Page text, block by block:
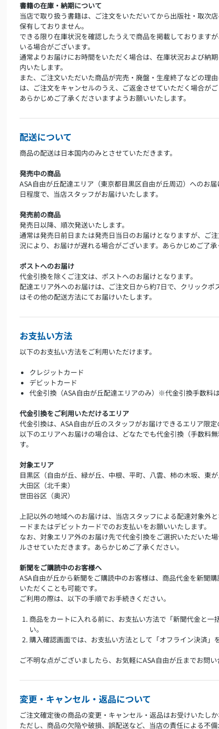
書籍の在庫・納期について
当店で取り扱う書籍は、ご注文をいただいてから出版社・取次
保有しておりません。
できる限り在庫状況を確認したうえで商品を掲載しております
いる場合がございます。
通常よりお届けにお時間をいただく場合は、在庫状況および納
内いたします。
また、ご注文いただいた商品が完売・廃盤・生産終了などの理
は、ご注文をキャンセルのうえ、ご返金させていただく場合が
あらかじめご了承くださいますようお願いいたします。
配送について
商品の配送は日本国内のみとさせていただきます。
発売中の商品
ASA自由が丘配達エリア（東京都目黒区自由が丘周辺）へのお
日程度で、当店スタッフがお届けいたします。
発売前の商品
発売日以降、順次発送いたします。
通常は発売日前日または発売日当日のお届けとなりますが、ご
況により、お届けが遅れる場合がございます。あらかじめご了
ポストへのお届け
代金引換を除くご注文は、ポストへのお届けとなります。
配達エリア外へのお届けは、ご注文日から約7日で、クリックポ
はその他の配送方法にてお届けいたします。
お支払い方法
以下のお支払い方法をご利用いただけます。
クレジットカード
デビットカード
代金引換（ASA自由が丘配達エリアのみ）※代金引換手数料
代金引換をご利用いただけるエリア
代金引換は、ASA自由が丘のスタッフがお届けできるエリア限
以下のエリアへお届けの場合は、どなたでも代金引換（手数料
す。
対象エリア
目黒区（自由が丘、緑が丘、中根、平町、八雲、柿の木坂、東
大田区（北千束）
世田谷区（奥沢）
上記以外の地域へのお届けは、当店スタッフによる配達対象外
ードまたはデビットカードでのお支払いをお願いいたします。
なお、対象エリア外のお届け先で代金引換をご選択いただいた
ルさせていただきます。あらかじめご了承ください。
新聞をご購読中のお客様へ
ASA自由が丘から新聞をご購読中のお客様は、商品代金を新聞
いただくことも可能です。
ご利用の際は、以下の手順でお手続きください。
商品をカートに入れる前に、お支払い方法で「新聞代金と一
い。
購入確認画面では、お支払い方法として「オフライン決済」
ご不明な点がございましたら、お気軽にASA自由が丘までお問
変更・キャンセル・返品について
ご注文確定後の商品の変更・キャンセル・返品はお受けいたし
ただし、商品の欠陥や破損、誤配送など、当店の責任による不